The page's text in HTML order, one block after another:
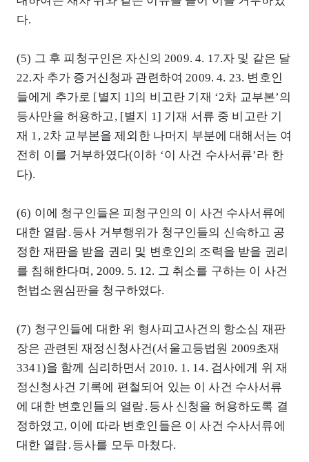
다.
(5) 그 후 피청구인은 자신의 2009. 4. 17.자 및 같은 달
22.자 추가 증거신청과 관련하여 2009. 4. 23. 변호인
들에게 추가로 [별지 1]의 비고란 기재 ‘2차 교부본’의
등사만을 허용하고, [별지 1] 기재 서류 중 비고란 기
재 1, 2차 교부본을 제외한 나머지 부분에 대해서는 여
전히 이를 거부하였다(이하 ‘이 사건 수사서류’라 한
다).
(6) 이에 청구인들은 피청구인의 이 사건 수사서류에
대한 열람․등사 거부행위가 청구인들의 신속하고 공
정한 재판을 받을 권리 및 변호인의 조력을 받을 권리
를 침해한다며, 2009. 5. 12. 그 취소를 구하는 이 사건
헌법소원심판을 청구하였다.
(7) 청구인들에 대한 위 형사피고사건의 항소심 재판
장은 관련된 재정신청사건(서울고등법원 2009초재
3341)을 함께 심리하면서 2010. 1. 14. 검사에게 위 재
정신청사건 기록에 편철되어 있는 이 사건 수사서류
에 대한 변호인들의 열람․등사 신청을 허용하도록 결
정하였고, 이에 따라 변호인들은 이 사건 수사서류에
대한 열람․등사를 모두 마쳤다.